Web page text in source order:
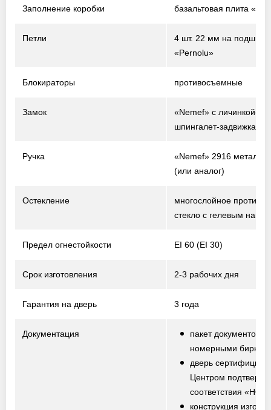
Заполнение коробки базальтовая плита
Петли
4 шт. 22 мм на
«Pernolu»
Блокираторы противосъемные
Замок
«Nemef» с личинкой-
шпингалет-задвижка
Ручка
«Nemef» 2916 металл /
(или аналог)
Остекление
многослойное
стекло с гелевым
Предел огнестойкости EI 60 (EI 30)
Срок изготовления 2-3 рабочих дня
Гарантия на дверь 3 года
Документация
пакет документов с
номерными
дверь
Центром
соответствия
конструкция